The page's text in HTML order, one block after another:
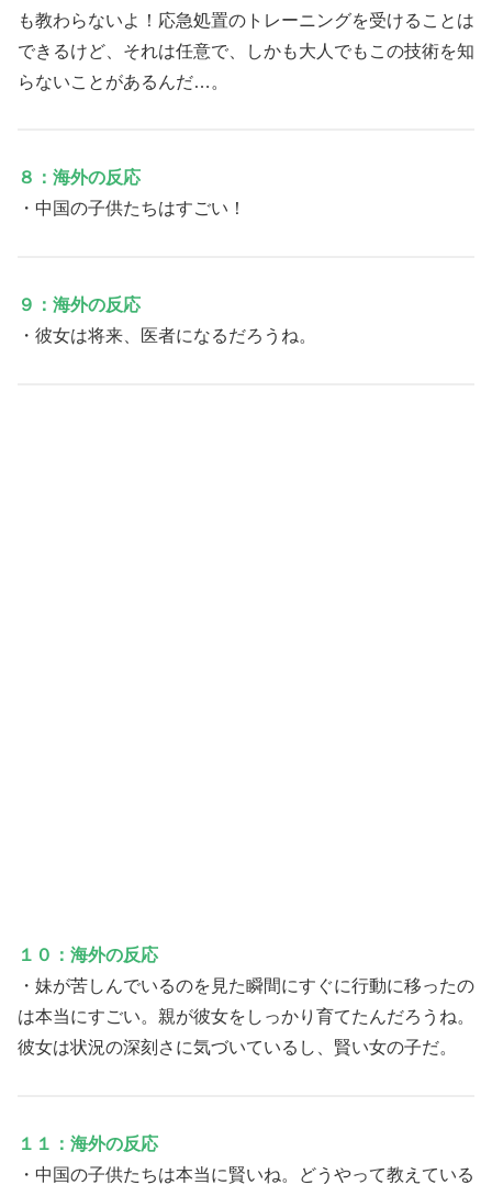
も教わらないよ！応急処置のトレーニングを受けることは
できるけど、それは任意で、しかも大人でもこの技術を知
らないことがあるんだ…。
８：海外の反応
・中国の子供たちはすごい！
９：海外の反応
・彼女は将来、医者になるだろうね。
１０：海外の反応
・妹が苦しんでいるのを見た瞬間にすぐに行動に移ったの
は本当にすごい。親が彼女をしっかり育てたんだろうね。
彼女は状況の深刻さに気づいているし、賢い女の子だ。
１１：海外の反応
・中国の子供たちは本当に賢いね。どうやって教えている